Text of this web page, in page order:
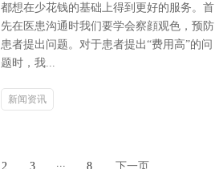
都想在少花钱的基础上得到更好的服务。首
先在医患沟通时我们要学会察顔观色，预防
患者提出问题。对于患者提出“费用高”的问
题时，我...
新闻资讯
2 3 8 下一页